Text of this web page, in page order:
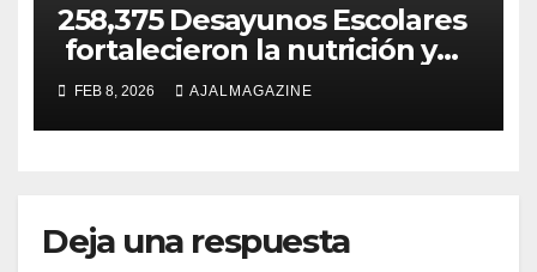
258,375 Desayunos Escolares
fortalecieron la nutrición y
bienestar de niños
guatemaltecos
FEB 8, 2026 AJALMAGAZINE
Deja una respuesta